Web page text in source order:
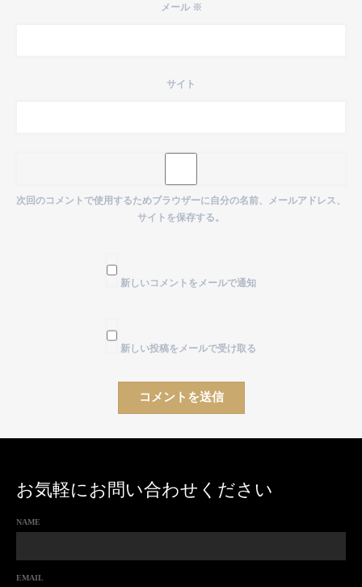
メール ※
サイト
次回のコメントで使用するためブラウザーに自分の名前、メールアドレス、
サイトを保存する。
新しいコメントをメールで通知
新しい投稿をメールで受け取る
お気軽にお問い合わせください
NAME
EMAIL